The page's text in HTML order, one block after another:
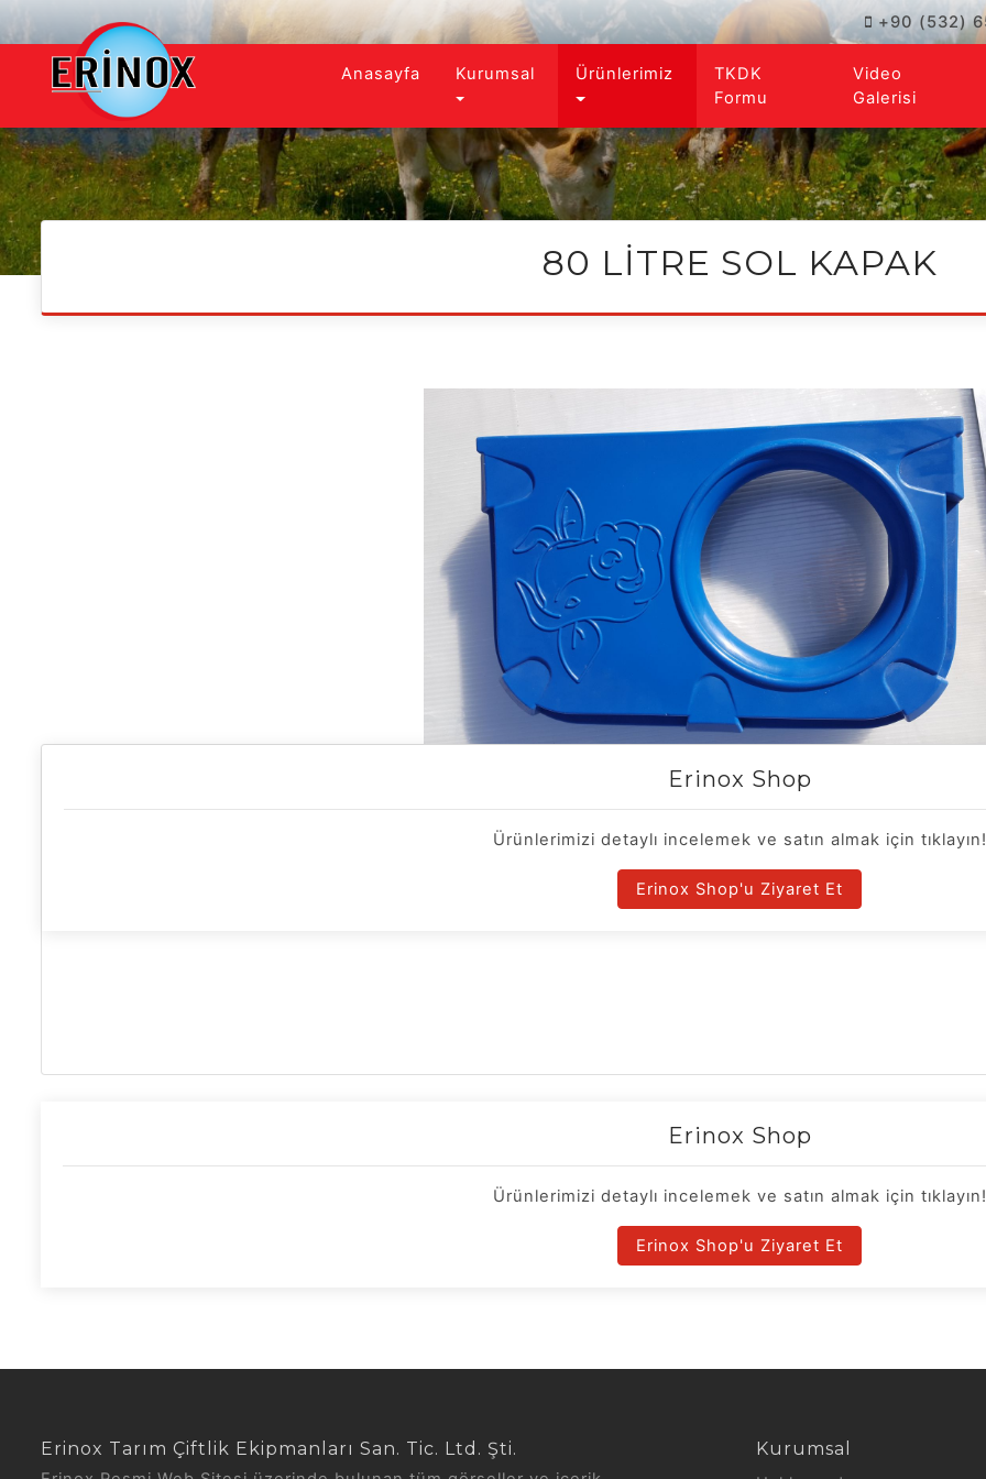
+90 (532)
Anasayfa Kurumsal Ürünlerimiz
TKDK
Formu
Video
Galerisi
80 LİTRE SOL KAPAK
Erinox Shop
Ürünlerimizi detaylı incelemek ve satın almak için tıklayın!
Erinox Shop'u Ziyaret Et
Erinox Shop
Ürünlerimizi detaylı incelemek ve satın almak için tıklayın!
Erinox Shop'u Ziyaret Et
Erinox Tarım Çiftlik Ekipmanları San. Tic. Ltd. Şti. Kurumsal